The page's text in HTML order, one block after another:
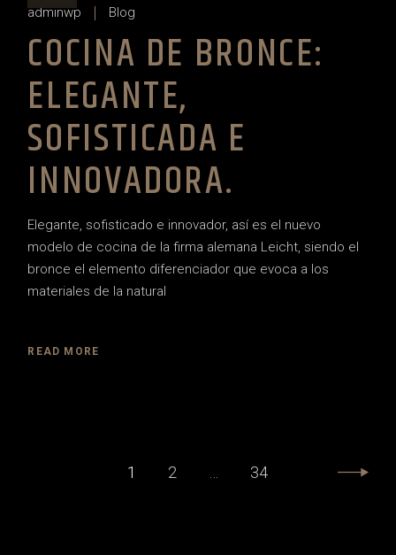
adminwp
Blog
COCINA DE BRONCE:
ELEGANTE,
SOFISTICADA E
INNOVADORA.
Elegante, sofisticado e innovador, así es el nuevo
modelo de cocina de la firma alemana Leicht, siendo el
bronce el elemento diferenciador que evoca a los
materiales de la natural
READ MORE
PAGINACIÓN
1 2 34